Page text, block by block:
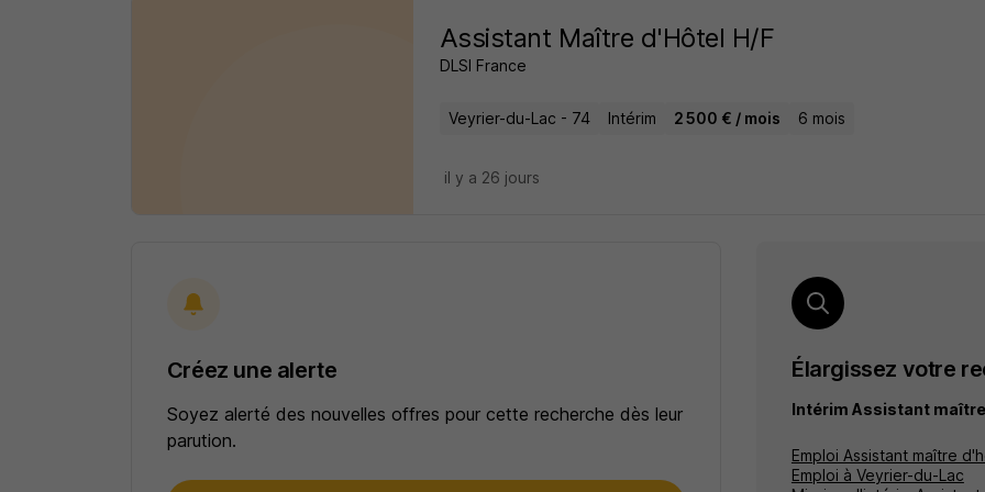
Assistant Maître d'Hôtel H/F
DLSI France
Veyrier-du-Lac - 74 Intérim 2 500 € / mois 6 mois
il y a 26 jours
Créez une alerte
Soyez alerté des nouvelles offres pour cette recherche dès leur
parution.
Élargissez votre
Intérim Assistant
Emploi Assistant maître
Emploi à Veyrier-du-Lac